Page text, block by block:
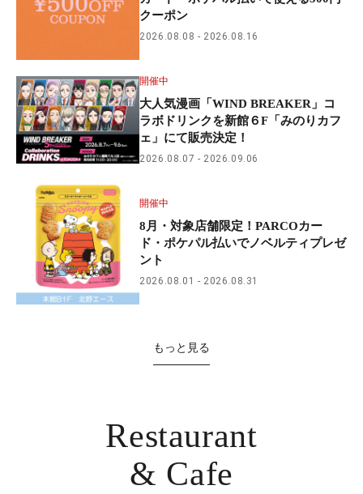
クーポン
2026.08.08 2026.08.16
開催中
大人気漫画「WIND BREAKER」コ
ラボドリンクを新館６F「みのりカフ
ェ」にて販売決定！
2026.08.07 2026.09.06
開催中
8月・対象店舗限定！PARCOカー
ド・ポケパル払いでノベルティプレゼ
ント
2026.08.01 2026.08.31
もっと見る
Restaurant
& Cafe